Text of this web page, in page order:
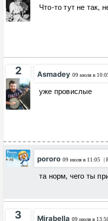
Что-то тут не так,
2 Asmadey 09 июля в
уже провислые
pororo 09 июля в 11:05 |
та норм, чего ты
3 Mirabella 09 июля в